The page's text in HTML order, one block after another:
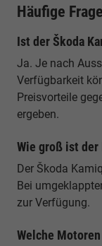
Häufige
Ist der Škoda
Ja. Je nach
Verfügbarkeit
Preisvorteile
ergeben.
Wie groß ist der
Der Škoda
Bei
zur Verfügung.
Welche